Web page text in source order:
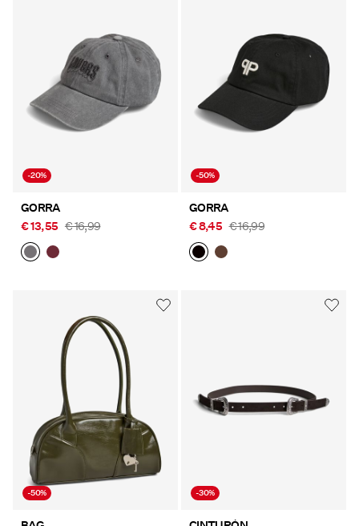
-20%
GORRA
€ 13,55 € 16,99
-50%
GORRA
€ 8,45 € 16,99
-50% -30%